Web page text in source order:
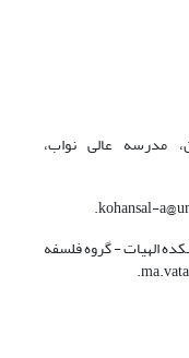
مدرسه عالی نواب،
الهیات - گروه فلسفه